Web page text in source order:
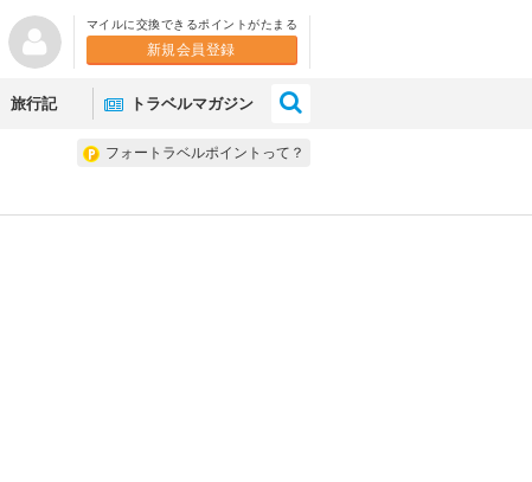
マイルに交換できるポイントがたまる
新規会員登録
旅行記 トラベルマガジン
フォートラベルポイントって？